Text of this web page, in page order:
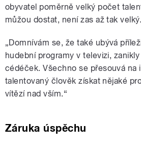
obyvatel poměrně velký počet
můžou dostat, není zas až tak
„Domnívám se, že také ubývá
hudební programy v televizi,
cédéček. Všechno se přesouvá na
talentovaný člověk získat nějaké
vítězí nad vším.“
Záruka úspěchu